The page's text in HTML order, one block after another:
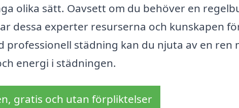
olika sätt. Oavsett om du behöver en
dessa experter resurserna och kunskapen
professionell städning kan du njuta av en ren
energi i städningen.
gratis och utan förpliktelser